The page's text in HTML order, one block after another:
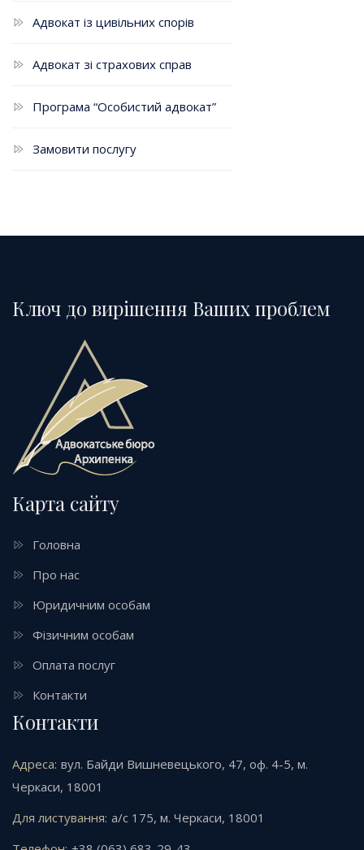
Адвокат із цивільних спорів
Адвокат зі страхових справ
Програма “Особистий адвокат”
Замовити послугу
Ключ до вирішення Ваших проблем
Карта сайту
Головна
Про нас
Юридичним особам
Фізичним особам
Оплата послуг
Контакти
Контакти
Адреса: вул. Байди Вишневецького, 47, оф. 4-5, м.
Черкаси, 18001
Для листування: а/с 175, м. Черкаси, 18001